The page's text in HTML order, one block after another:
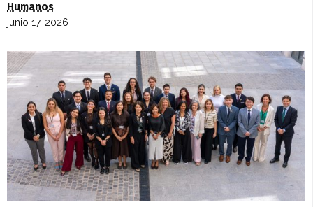
Humanos
junio 17, 2026